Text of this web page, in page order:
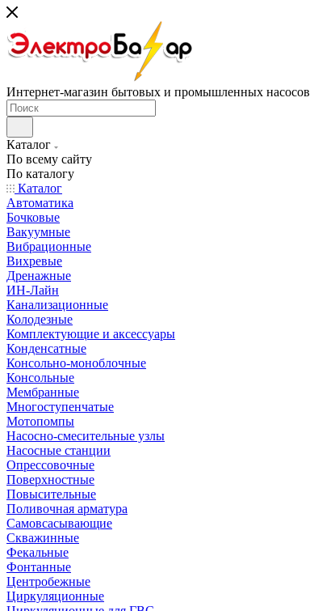
Интернет-магазин бытовых и промышленных насосов
Каталог
По всему сайту
По каталогу
Каталог
Автоматика
Бочковые
Вакуумные
Вибрационные
Вихревые
Дренажные
ИН-Лайн
Канализационные
Колодезные
Комплектующие и аксессуары
Конденсатные
Консольно-моноблочные
Консольные
Мембранные
Многоступенчатые
Мотопомпы
Насосно-смесительные узлы
Насосные станции
Опрессовочные
Поверхностные
Повысительные
Поливочная арматура
Самовсасывающие
Скважинные
Фекальные
Фонтанные
Центробежные
Циркуляционные